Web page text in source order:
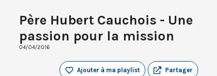
Père Hubert Cauchois - Une
passion pour la mission
04/04/2016
Partager
Ajouter à ma playlist